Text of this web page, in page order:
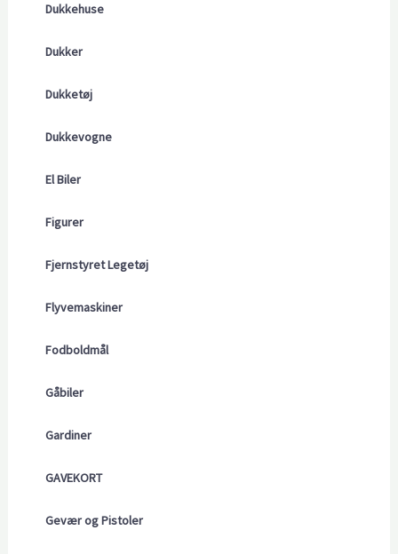
Dukkehuse
Dukker
Dukketøj
Dukkevogne
El Biler
Figurer
Fjernstyret Legetøj
Flyvemaskiner
Fodboldmål
Gåbiler
Gardiner
GAVEKORT
Gevær og Pistoler